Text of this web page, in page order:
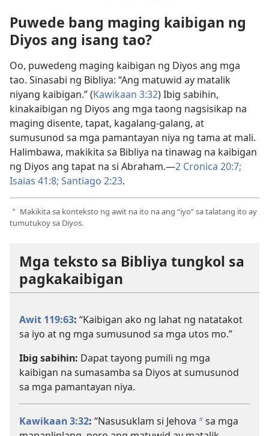
Puwede bang maging kaibigan ng
Diyos ang isang tao?
Oo, puwedeng maging kaibigan ng Diyos ang mga
tao. Sinasabi ng Bibliya: “Ang matuwid ay matalik
niyang kaibigan.” (Kawikaan 3:32) Ibig sabihin,
kinakaibigan ng Diyos ang mga taong nagsisikap na
maging disente, tapat, kagalang-galang, at
sumusunod sa mga pamantayan niya ng tama at mali.
Halimbawa, makikita sa Bibliya na tinawag na kaibigan
ng Diyos ang tapat na si Abraham.—2 Cronica 20:7;
Isaias 41:8; Santiago 2:23.
a Makikita sa konteksto ng awit na ito na ang “iyo” sa talatang ito ay
tumutukoy sa Diyos.
Mga teksto sa Bibliya tungkol sa
pagkakaibigan
Awit 119:63: “Kaibigan ako ng lahat ng natatakot
sa iyo at ng mga sumusunod sa mga utos mo.”
Ibig sabihin: Dapat tayong pumili ng mga
kaibigan na sumasamba sa Diyos at sumusunod
sa mga pamantayan niya.
Kawikaan 3:32: “Nasusuklam si Jehova bsa mga